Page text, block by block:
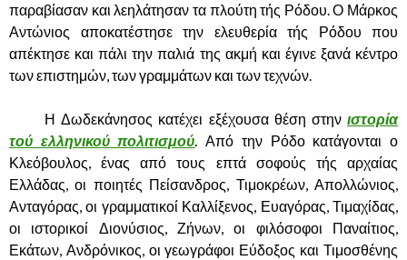
παραβίασαν και λεηλάτησαν τα πλούτη τής Ρόδου. Ο Μάρκος
Αντώνιος αποκατέστησε την ελευθερία τής Ρόδου που
απέκτησε και πάλι την παλιά της ακμή και έγινε ξανά κέντρο
των επιστημών, των γραμμάτων και των τεχνών.
Η Δωδεκάνησος κατέχει εξέχουσα θέση στην ιστορία
τού ελληνικού πολιτισμού. Από την Ρόδο κατάγονται ο
Κλεόβουλος, ένας από τους επτά σοφούς τής αρχαίας
Ελλάδας, οι ποιητές Πείσανδρος, Τιμοκρέων, Απολλώνιος,
Ανταγόρας, οι γραμματικοί Καλλίξενος, Ευαγόρας, Τιμαχίδας,
οι ιστορικοί Διονύσιος, Ζήνων, οι φιλόσοφοι Παναίτιος,
Εκάτων, Ανδρόνικος, οι γεωγράφοι Εύδοξος και Τιμοσθένης